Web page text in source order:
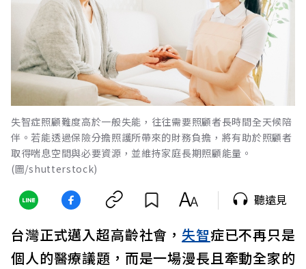
失智症照顧難度高於一般失能，往往需要照顧者長時間全天候陪
伴。若能透過保險分擔照護所帶來的財務負擔，將有助於照顧者
取得喘息空間與必要資源，並維持家庭長期照顧能量。
(圖/shutterstock)
聽遠見
台灣正式邁入超高齡社會， 失智症已不再只是
個人的醫療議題，而是一場漫長且牽動全家的